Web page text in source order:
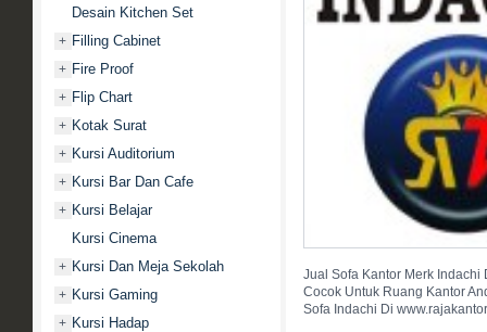
Desain Kitchen Set
+ Filling Cabinet
+ Fire Proof
+ Flip Chart
+ Kotak Surat
+ Kursi Auditorium
+ Kursi Bar Dan Cafe
+ Kursi Belajar
Kursi Cinema
+ Kursi Dan Meja Sekolah
+ Kursi Gaming
+ Kursi Hadap
Jual Sofa Kantor Merk
Cocok Untuk Ruang Kantor
Sofa Indachi Di